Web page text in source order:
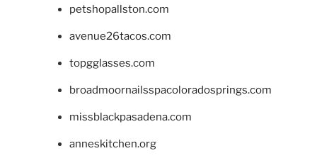
petshopallston.com
avenue26tacos.com
topgglasses.com
broadmoornailsspacoloradosprings.com
missblackpasadena.com
anneskitchen.org